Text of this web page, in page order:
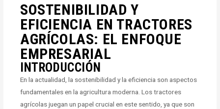
SOSTENIBILIDAD Y
EFICIENCIA EN TRACTORES
AGRÍCOLAS: EL ENFOQUE
EMPRESARIAL
INTRODUCCIÓN
En la actualidad, la sostenibilidad y la eficiencia son aspectos
fundamentales en la agricultura moderna. Los tractores
agrícolas juegan un papel crucial en este sentido, ya que son